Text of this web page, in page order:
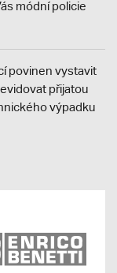
módní policie
povinen vystavit
přijatou
výpadku